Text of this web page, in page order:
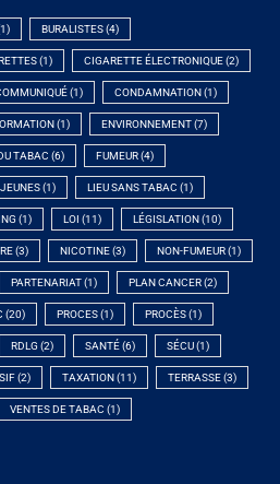
BURALISTES(4)
(1) CIGARETTE ÉLECTRONIQUE(2)
(1) CONDAMNATION (1)
(1) ENVIRONNEMENT(7)
TABAC (6) FUMEUR(4)
JEUNES(1) LIEU SANS TABAC (1)
(1) LOI (11) LÉGISLATION (10)
(3) NICOTINE(3) NON-FUMEUR(1)
PARTENARIAT(1) PLAN CANCER(2)
(20) PROCES(1) PROCÈS(1)
RDLG (2) SANTÉ(6) SÉCU(1)
(2) TAXATION (11) TERRASSE(3)
VENTES DE TABAC (1)